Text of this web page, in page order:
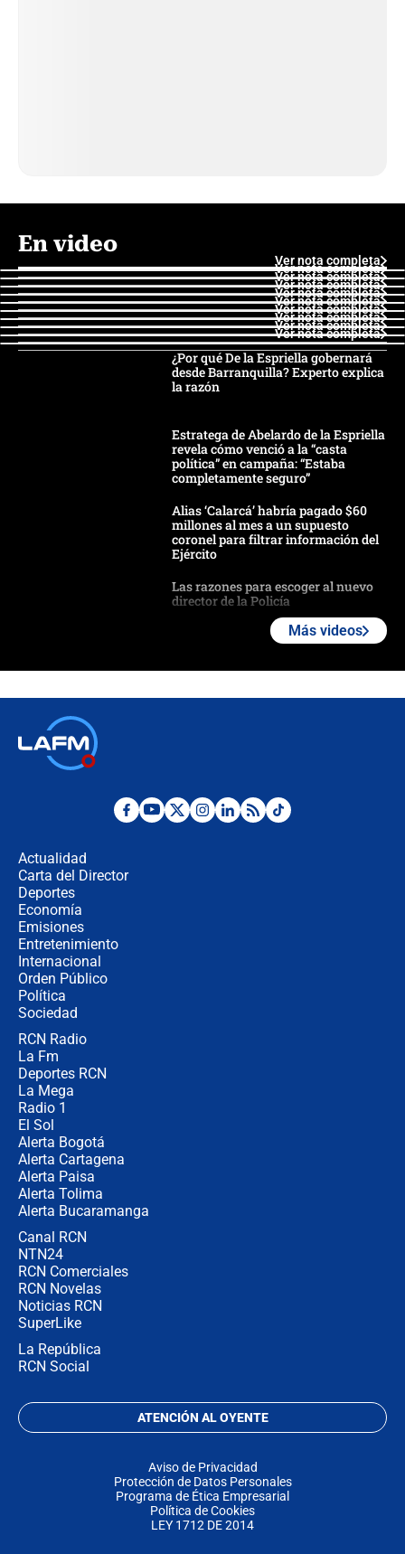
En video
Ver nota completa
Ver nota completa
Ver nota completa
Ver nota completa
Ver nota completa
Ver nota completa
Ver nota completa
Ver nota completa
Ver nota completa
Ver nota completa
¿Por qué De la Espriella gobernará
desde Barranquilla? Experto explica
la razón
Estratega de Abelardo de la Espriella
revela cómo venció a la “casta
política” en campaña: “Estaba
completamente seguro”
Alias ‘Calarcá’ habría pagado $60
millones al mes a un supuesto
coronel para filtrar información del
Ejército
Las razones para escoger al nuevo
director de la Policía
"No hubo fraude ni posibilidad de
Más videos
Actualidad
Carta del Director
Deportes
Economía
Emisiones
Entretenimiento
Internacional
Orden Público
Política
Sociedad
RCN Radio
La Fm
Deportes RCN
La Mega
Radio 1
El Sol
Alerta Bogotá
Alerta Cartagena
Alerta Paisa
Alerta Tolima
Alerta Bucaramanga
Canal RCN
NTN24
RCN Comerciales
RCN Novelas
Noticias RCN
SuperLike
La República
RCN Social
ATENCIÓN AL OYENTE
Aviso de Privacidad
Protección de Datos Personales
Programa de Ética Empresarial
Política de Cookies
LEY 1712 DE 2014